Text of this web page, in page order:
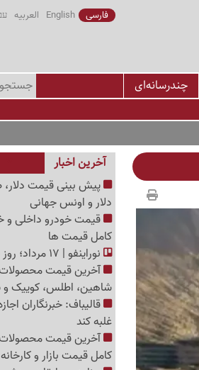
فارسی English العربیه
چندرسانه‌ای
آخرین اخبار
دلار و اونس جهانی
کامل قیمت ها
نوراینفو | 17 مرداد؛ روز خبرنگار، روز پاسداران حقیقت و آگاهی
شاهین، اطلس، کوییک و
قالیباف: خبرنگاران
غلبه کند
کامل قیمت بازار و کارخانه